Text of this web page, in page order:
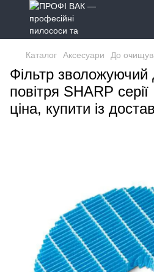
Каталог Аксесуари До
Фільтр зволожуючий
повітря SHARP
ціна, купити із